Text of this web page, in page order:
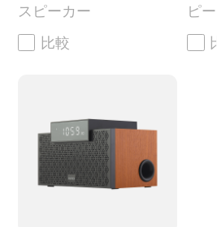
スピーカー
比較
ピ